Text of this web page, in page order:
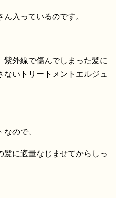
入っているのです。
紫外線で傷んでしまった髪に
ないトリートメントエルジュ
ので、
髪に適量なじませてからしっ